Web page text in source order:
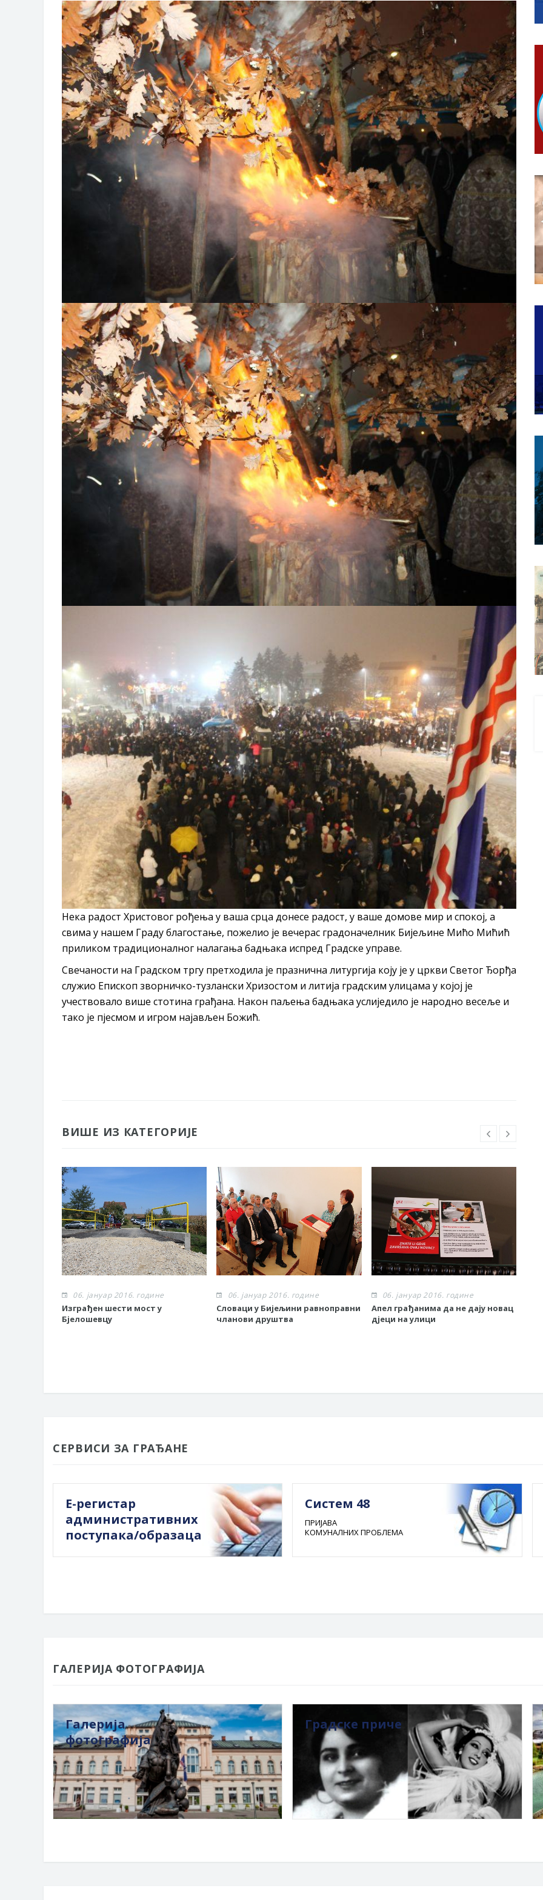
Обавјештење за предузетника - Гојко Богуновић
Oд 27. јула пријем захтјева за новчану помоћ за набавку школског прибора основцима
Обрасци захтјева за регресирано гориво доступни од 13. марта до 15. новембра
Захтјев за издавање ПОНОСНЕ КАРТИЦЕ
Обавјештење за предузетника - Вера Ујић
ЈАВНИ ПОЗИВ ЗА ПРИЈАВУ НЕПРОПИСНОГ ОДЛАГАЊА ОТПАДА УЗ ДОДЈЕЛУ ФИНАНСИЈСКЕ
Нека радост Христовог рођења у ваша срца донесе радост, у ваше домове мир и спокој, а
свима у нашем Граду благостање, пожелио је вечерас градоначелник Бијељине Мићо Мићић
приликом традиционалног налагања бадњака испред Градске управе.
Свечаности на Градском тргу претходила је празнична литургија коју је у цркви Светог Ђорђа
служио Епископ зворничко-тузлански Хризостом и литија градским улицама у којој је
учествовало више стотина грађана. Након паљења бадњака услиједило је народно весеље и
тако је пјесмом и игром најављен Божић.
ВИШЕ ИЗ КАТЕГОРИЈЕ
06. јануар 2016. године
Изграђен шести мост у
Бјелошевцу
06. јануар 2016. године
Словаци у Бијељини равноправни
чланови друштва
06. јануар 2016. године
Апел грађанима да не дају новац
дјеци на улици
СЕРВИСИ ЗА ГРАЂАНЕ
Е-регистар
административних
поступака/образаца
Систем 48
ПРИЈАВА
КОМУНАЛНИХ ПРОБЛЕМА
ГАЛЕРИЈА ФОТОГРАФИЈА
Галерија
фотографија
Градске приче